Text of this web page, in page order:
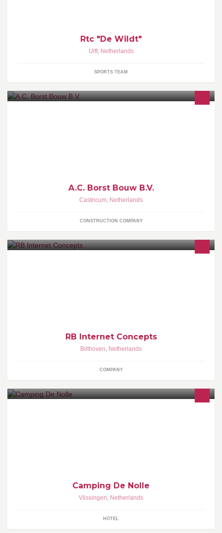
Rtc "De Wildt"
Ulft, Netherlands
SPORTS TEAM
A.C. Borst Bouw B.V.
Castricum, Netherlands
CONSTRUCTION COMPANY
RB Internet Concepts
Bilthoven, Netherlands
COMPANY
Camping De Nolle
Vlissingen, Netherlands
HOTEL